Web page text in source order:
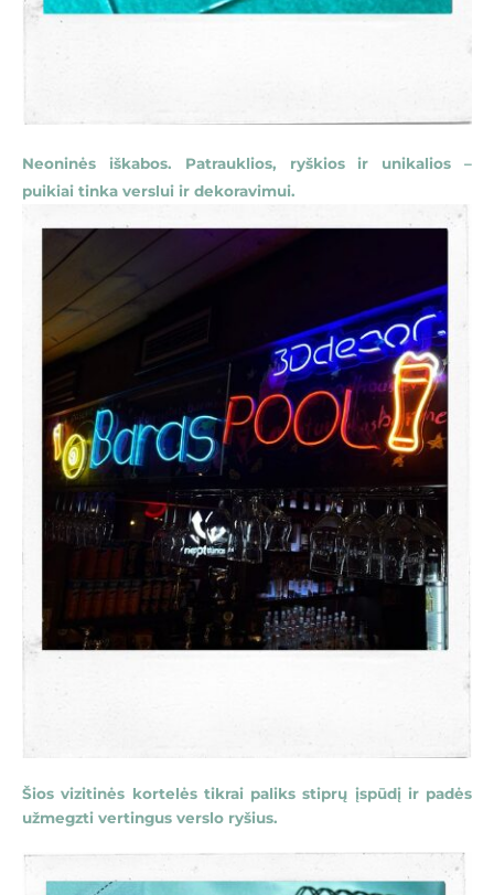
Neoninės iškabos. Patrauklios, ryškios ir unikalios –
puikiai tinka verslui ir dekoravimui.
Šios vizitinės kortelės tikrai paliks stiprų įspūdį ir padės
užmegzti vertingus verslo ryšius.